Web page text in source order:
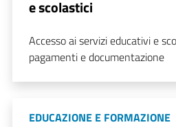
e scolastici
Accesso ai servizi educativi e
pagamenti e documentazione
EDUCAZIONE E FORMAZIONE